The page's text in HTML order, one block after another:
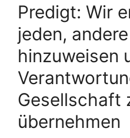
Predigt: Wir
jeden,
hinzuweisen
Gesellschaft
übernehmen